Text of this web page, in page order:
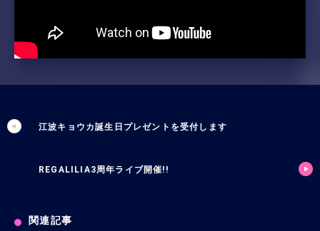
江波キョウカ誕生日プレゼントを受付します
REGALILIA3周年ライブ開催!!
関連記事